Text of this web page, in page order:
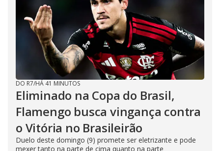
DO R7/HÁ 41 MINUTOS
Eliminado na Copa do Brasil,
Flamengo busca vingança contra
o Vitória no Brasileirão
Duelo deste domingo (9) promete ser eletrizante e pode
mexer tanto na parte de cima quanto na parte